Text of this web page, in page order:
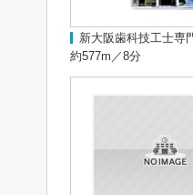
新大阪歯科技工士専
約577m／8分